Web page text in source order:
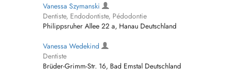
Vanessa Szymanski
Dentiste, Endodontiste, Pédodontie
Philippsruher Allee 22 a, Hanau Deutschland
Vanessa Wedekind
Dentiste
Brüder-Grimm-Str. 16, Bad Emstal Deutschland